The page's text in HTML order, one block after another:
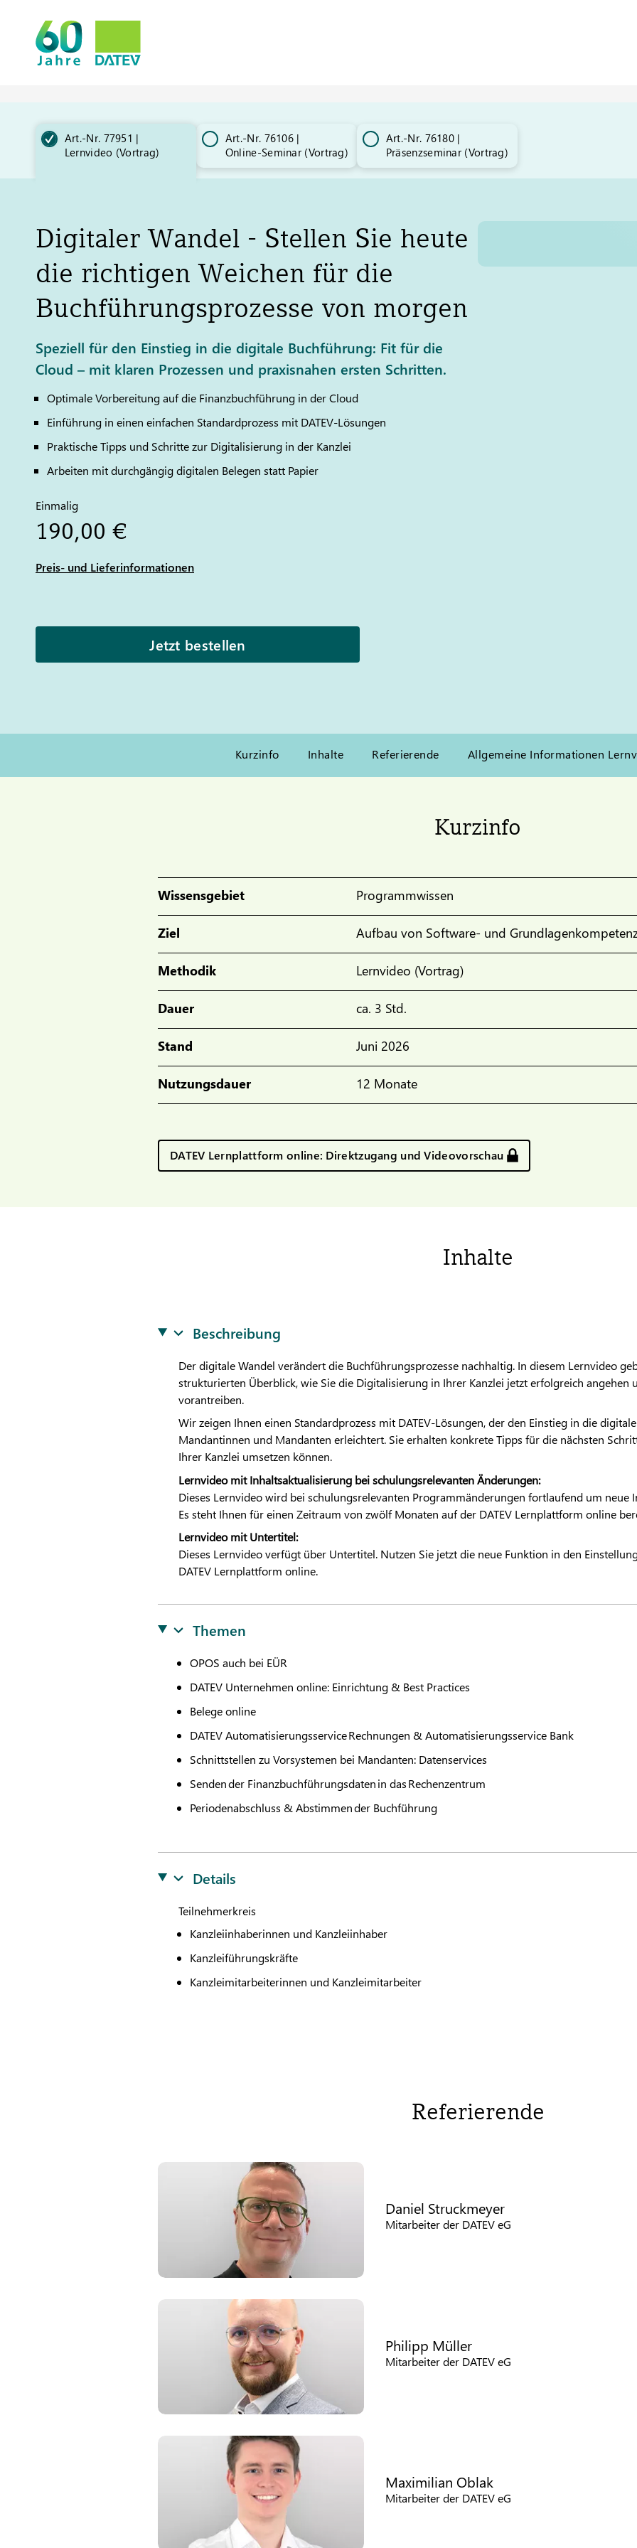
Art.-Nr. 77951 |
Lernvideo (Vortrag)
Art.-Nr. 76106 |
Online-Seminar (Vortrag)​
Art.-Nr. 76180 |
Präsenzseminar (Vortrag)​
Digitaler Wandel - Stellen Sie heute
die richtigen Weichen für die
Buchführungsprozesse von morgen
Speziell für den Einstieg in die digitale Buchführung: Fit für die
Cloud – mit klaren Prozessen und praxisnahen ersten Schritten.
Optimale Vorbereitung auf die Finanzbuchführung in der Cloud
Einführung in einen einfachen Standardprozess mit DATEV-Lösungen
Praktische Tipps und Schritte zur Digitalisierung in der Kanzlei
Arbeiten mit durchgängig digitalen Belegen statt Papier
Einmalig
190,00 €
Preis- und Lieferinformationen
Jetzt bestellen
Kurzinfo Inhalte Referierende Allgemeine Informationen
Kurzinfo
Wissensgebiet Programmwissen
Ziel Aufbau von Software- und
Methodik Lernvideo (Vortrag)
Dauer ca. 3 Std.
Stand Juni 2026
Nutzungsdauer 12 Monate
DATEV Lernplattform online: Direktzugang und Videovorschau
Inhalte
Beschreibung
Der digitale Wandel verändert die Buchführungsprozesse nachhaltig. In diesem Lernvideo
strukturierten Überblick, wie Sie die Digitalisierung in Ihrer Kanzlei jetzt erfolgreich angehen
vorantreiben.
Wir zeigen Ihnen einen Standardprozess mit DATEV-Lösungen, der den Einstieg in die
Mandantinnen und Mandanten erleichtert. Sie erhalten konkrete Tipps für die nächsten
Ihrer Kanzlei umsetzen können.
Lernvideo mit Inhaltsaktualisierung bei schulungsrelevanten Änderungen:
Dieses Lernvideo wird bei schulungsrelevanten Programmänderungen fortlaufend um neue
Es steht Ihnen für einen Zeitraum von zwölf Monaten auf der DATEVLernplattform online
Lernvideo mit Untertitel:
Dieses Lernvideo verfügt über Untertitel. Nutzen Sie jetzt die neue Funktion in den
DATEVLernplattform online.
Themen
OPOS auch bei EÜR
DATEVUnternehmen online: Einrichtung & Best Practices
Belege online
DATEVAutomatisierungsservice Rechnungen & Automatisierungsservice Bank
Schnittstellen zu Vorsystemen bei Mandanten: Datenservices
Senden der Finanzbuchführungsdaten in das Rechenzentrum
Periodenabschluss & Abstimmen der Buchführung
Details
Teilnehmerkreis
Kanzleiinhaberinnen und Kanzleiinhaber
Kanzleiführungskräfte
Kanzleimitarbeiterinnen und Kanzleimitarbeiter
Referierende
Daniel Struckmeyer
Mitarbeiter der DATEV eG
Philipp Müller
Mitarbeiter der DATEV eG
Maximilian Oblak
Mitarbeiter der DATEV eG